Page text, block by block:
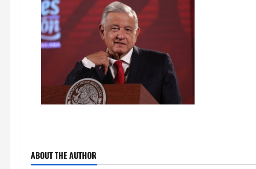
audio
ABOUT THE AUTHOR